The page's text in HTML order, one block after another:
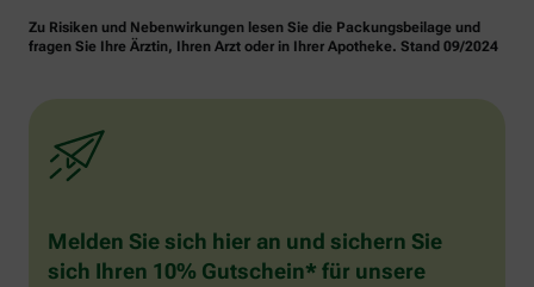
Zu Risiken und Nebenwirkungen lesen Sie die Packungsbeilage und
fragen Sie Ihre Ärztin, Ihren Arzt oder in Ihrer Apotheke. Stand 09/2024
Melden Sie sich hier an und sichern Sie
sich Ihren 10% Gutschein* für unsere